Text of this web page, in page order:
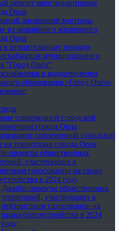
ремонт многоквартирных
Орла
жилищный контроль
из аварийного жилищного
Орла
к отопительному периоду
муниципального
"Город Орёл"
и водоотведения
образования «Город Орёл»
современной городской
города Орла
современной городской
на территории города Орла
проекты общественных
участвующих в
голосовании на право
в 2024 году
Дизайн-проекты общественных
территорий, участвующих в
рейтинговом голосовании на
право благоустройства в 2024
году